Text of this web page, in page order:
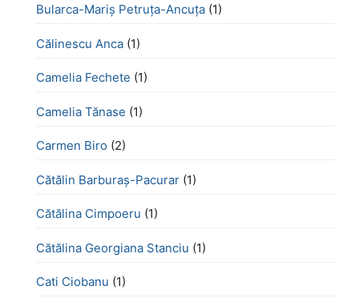
Bularca-Mariș Petruța-Ancuța (1)
Călinescu Anca (1)
Camelia Fechete (1)
Camelia Tănase (1)
Carmen Biro (2)
Cătălin Barburaș-Pacurar (1)
Cătălina Cimpoeru (1)
Cătălina Georgiana Stanciu (1)
Cati Ciobanu (1)